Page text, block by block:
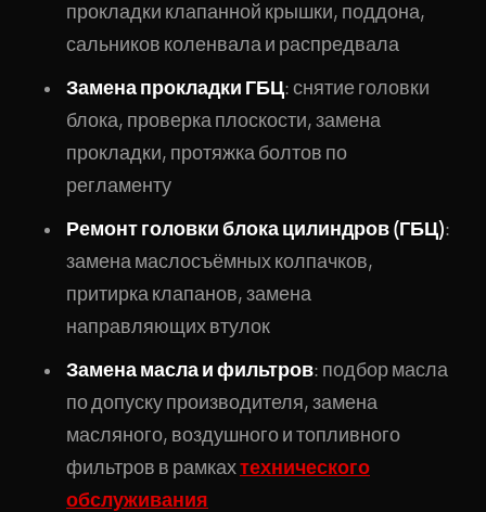
прокладки клапанной крышки, поддона,
сальников коленвала и распредвала
Замена прокладки ГБЦ: снятие головки
блока, проверка плоскости, замена
прокладки, протяжка болтов по
регламенту
Ремонт головки блока цилиндров (ГБЦ):
замена маслосъёмных колпачков,
притирка клапанов, замена
направляющих втулок
Замена масла и фильтров: подбор масла
по допуску производителя, замена
масляного, воздушного и топливного
фильтров в рамкахтехнического
обслуживания